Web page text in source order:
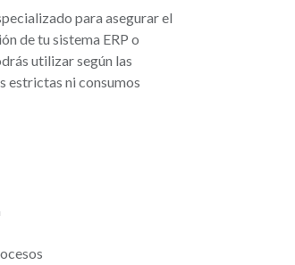
para asegurar el
de tu sistema ERP o
utilizar según las
estrictas ni consumos